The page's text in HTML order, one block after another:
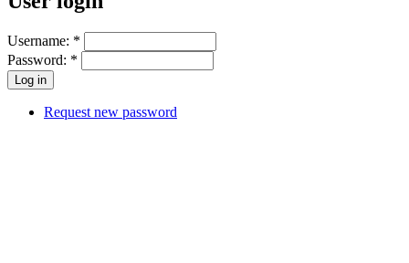
Username: *
Password: *
Request new password